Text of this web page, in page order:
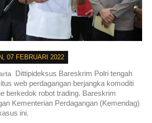
07 FEBRUARI 2022
Dittipideksus Bareskrim Polri tengah
web perdagangan berjangka komoditi
berkedok robot trading. Bareskrim
Kementerian Perdagangan (Kemendag)
ini.